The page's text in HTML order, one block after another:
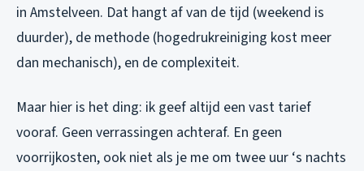
in Amstelveen. Dat hangt af van de tijd (weekend is
duurder), de methode (hogedrukreiniging kost meer
dan mechanisch), en de complexiteit.
Maar hier is het ding: ik geef altijd een vast tarief
vooraf. Geen verrassingen achteraf. En geen
voorrijkosten, ook niet als je me om twee uur ‘s nachts